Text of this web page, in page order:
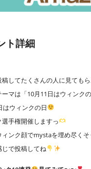
ト詳細
してたくさんの人に見てもら
マは「10月11日はウィンク
はウィンクの日
選手権開催しますっ
ィンク顔でmystaを埋め尽くそ
じで投稿してね